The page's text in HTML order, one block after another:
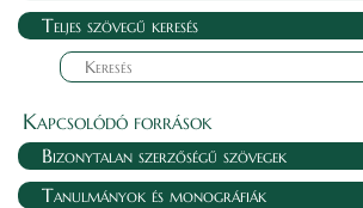
Teljes szövegű keresés
Kapcsolódó források
Bizonytalan szerzőségű szövegek
Tanulmányok és monográfiák